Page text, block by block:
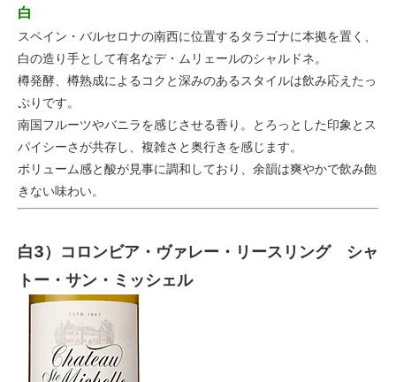
白
スペイン・バルセロナの南西に位置するタラゴナに本拠を置く、
白の造り手として有名なデ・ムリェールのシャルドネ。
樽発酵、樽熟成によるコクと深みのあるスタイルは飲み応えたっ
ぷりです。
南国フルーツやバニラを感じさせる香り。とろっとした印象とス
パイシーさが共存し、複雑さと奥行きを感じます。
ボリューム感と酸が見事に調和しており、余韻は爽やかで飲み飽
きない味わい。
白3）コロンビア・ヴァレー・リースリング シャ
トー・サン・ミッシェル